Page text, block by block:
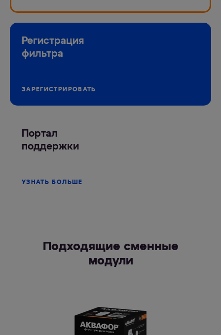
Регистрация
фильтра
ЗАРЕГИСТРИРОВАТЬ
Портал
поддержки
УЗНАТЬ БОЛЬШЕ
Подходящие сменные
модули